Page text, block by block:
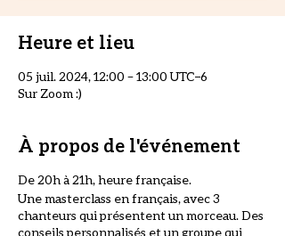
Heure et lieu
05 juil. 2024, 12:00 – 13:00 UTC−6
Sur Zoom :)
À propos de l'événement
De 20h à 21h, heure française.
Une masterclass en français, avec 3
chanteurs qui présentent un morceau. Des
conseils personnalisés et un groupe qui